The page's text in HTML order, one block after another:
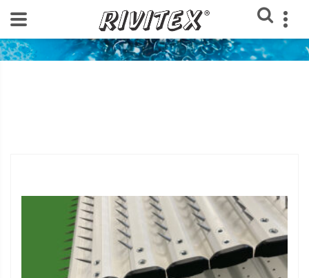
Home Loja Rivitex